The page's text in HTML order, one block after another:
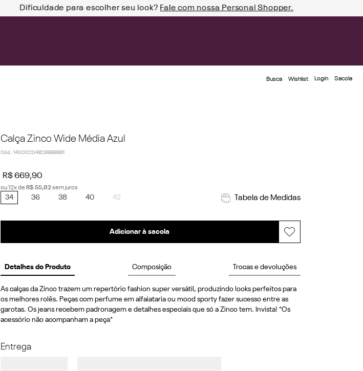
Dificuldade para escolher seu look? Fale com nossa Personal Shopper.
Busca Wishlist Login
Calça Zinco Wide Média Azul
Cód. :14000204828998861
R$669,90
ou12x de R$ 55,82sem juros
34 36 38 40 42 Tabela de Medidas
Adicionar à sacola
Detalhes do Produto Composição Trocas e devoluções
As calças da Zinco trazem um repertório fashion super versátil, produzindo looks perfeitos para
os melhores rolês. Peças com perfume em alfaiataria ou mood sporty fazer sucesso entre as
garotas. Os jeans recebem padronagem e detalhes especiais que só a Zinco tem. Invista! *Os
acessório não acompanham a peça*
Entrega